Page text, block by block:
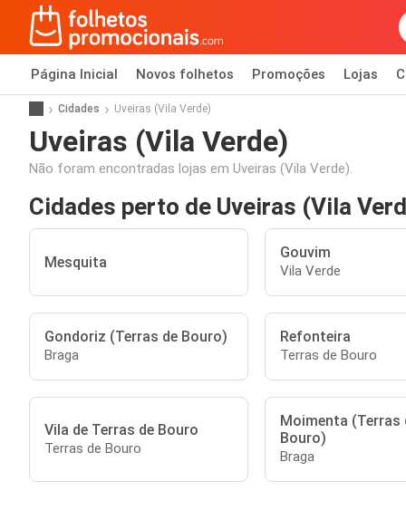
Página Inicial Novos folhetos Promoções Lojas
Cidades Uveiras (Vila Verde)
Uveiras (Vila Verde)
Não foram encontradas lojas em Uveiras (Vila Verde).
Cidades perto de Uveiras (Vila
Mesquita
Gouvim
Vila Verde
Gondoriz (Terras de Bouro)
Braga
Refonteira
Terras de Bouro
Vila de Terras de Bouro
Terras de Bouro
Moimenta (Terras
Bouro)
Braga